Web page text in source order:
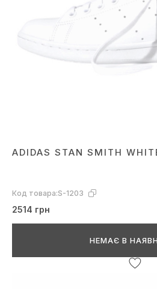
ADIDAS STAN SMITH
Код товара:S-1203
2514 грн
НЕМАЄ В